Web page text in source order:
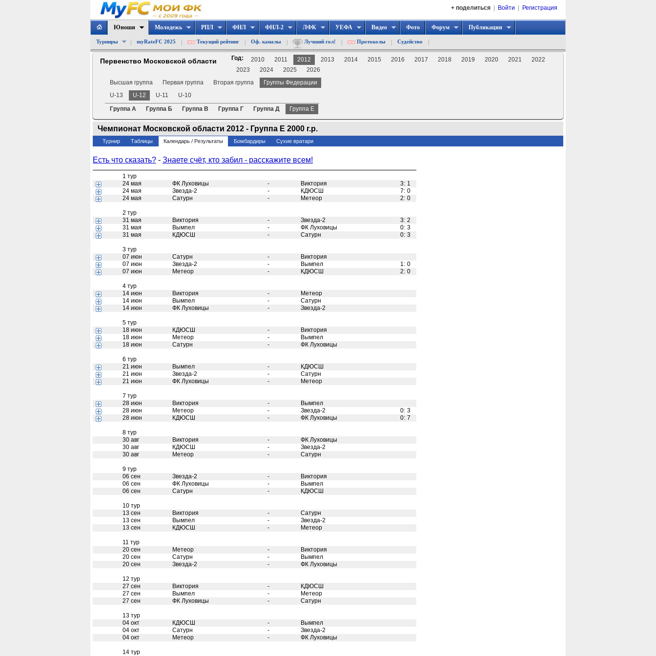
Регистрация
Войти
+ поделиться
Юноши
Турниры myRateFC 2025 Текущий рейтинг Оф. каналы Лучший гол! Протоколы Судейство
Молодежь РПЛ ФНЛ ФНЛ-2 ЛФК УЕФА Видео Фото Форум Публикации
Первенство Московской области Год: 2010 2011 2012 2013 2014 2015 2016 2017 2018 2019 2020 2021
2022
2023
2024 2025
2026
Высшая группа
Первая группа Вторая группа
Группы Федерации
U-13
U-12 U-11
U-10
Группа А
Группа Б Группа В Группа Г Группа Д Группа Е
Чемпионат Московской области 2012 - Группа Е 2000 г.р.
Турнир Таблицы Календарь / Результаты Бомбардиры Сухие вратари
Есть что сказать? - Знаете счёт, кто забил - расскажите всем!
1 тур
24 мая
ФК Луховицы - Виктория 3: 1
24 мая
Звезда-2 - КДЮСШ 7: 0
24 мая
Сатурн - Метеор 2: 0
2 тур
31 мая
Виктория - Звезда-2 3: 2
31 мая
Вымпел - ФК Луховицы 0: 3
31 мая
КДЮСШ - Сатурн 0: 3
3 тур
07 июн
Сатурн -
Виктория
07 июн
Звезда-2 - Вымпел 1: 0
07 июн
Метеор - КДЮСШ 2: 0
4 тур
14 июн
Виктория -
Метеор
14 июн
Вымпел -
Сатурн
14 июн
ФК Луховицы - Звезда-2
5 тур
18 июн
КДЮСШ -
Виктория
18 июн
Метеор -
Вымпел
18 июн
Сатурн - ФК Луховицы
6 тур
21 июн
Вымпел -
КДЮСШ
21 июн
Звезда-2 -
Сатурн
21 июн
ФК Луховицы - Метеор
7 тур
28 июн
Виктория -
Вымпел
28 июн
Метеор - Звезда-2 0: 3
28 июн
КДЮСШ - ФК Луховицы 0: 7
8 тур
30 авг
Виктория -
ФК Луховицы
30 авг
КДЮСШ -
Звезда-2
30 авг
Метеор - Сатурн
9 тур
06 сен
Звезда-2 -
Виктория
06 сен
ФК Луховицы -
Вымпел
06 сен
Сатурн - КДЮСШ
10 тур
13 сен
Виктория -
Сатурн
13 сен
Вымпел -
Звезда-2
13 сен
КДЮСШ - Метеор
11 тур
20 сен
Метеор -
Виктория
20 сен
Сатурн -
Вымпел
20 сен
Звезда-2 - ФК Луховицы
12 тур
27 сен
Виктория -
КДЮСШ
27 сен
Вымпел -
Метеор
27 сен
ФК Луховицы - Сатурн
13 тур
04 окт
КДЮСШ -
Вымпел
04 окт
Сатурн -
Звезда-2
04 окт
Метеор - ФК Луховицы
14 тур